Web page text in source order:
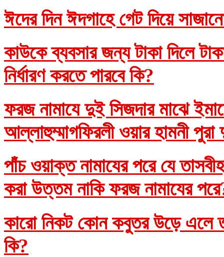
ঈদের দিন ঈদগাহে গেট দিয়ে
কাউকে ব্যবসার জন্য টাকা দিলে
নির্ধারণ করতে পারবে কি?
ফরজ নামাযে দুই সিজদার মাঝে
আল্লাহুম্মাগফিরলী ওয়ার হামনী
পাঁচ ওয়াক্ত নামাযের পরে যে
করা উত্তম নাকি ফরজ নামাযের
কারো নিকট কোন কবুতর উড়ে এলে
কি?